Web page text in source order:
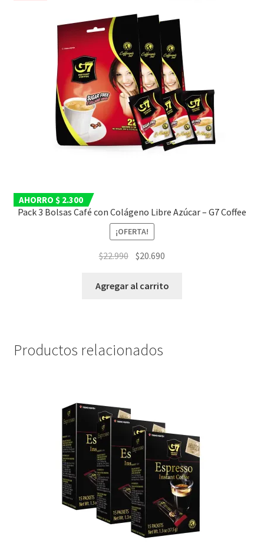
AHORRO $ 2.300
Pack 3 Bolsas Café con Colágeno Libre Azúcar – G7 Coffee
¡OFERTA!
$22.990 El
original
$20.690
actual
Agregar al carrito
Productos relacionados